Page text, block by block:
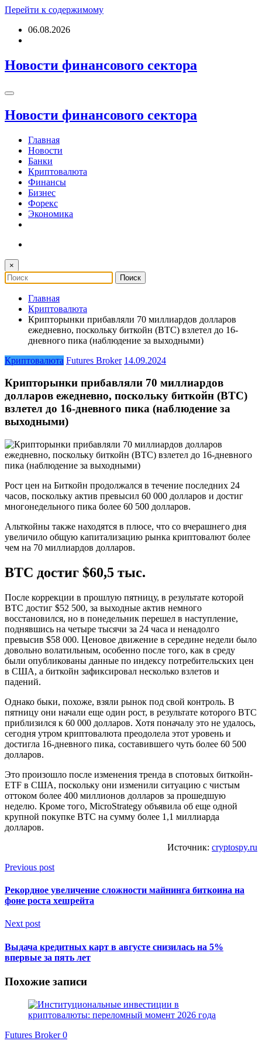
Перейти к содержимому
06.08.2026
Новости финансового сектора
Новости финансового сектора
Главная
Новости
Банки
Криптовалюта
Финансы
Бизнес
Форекс
Экономика
×
Главная
Криптовалюта
Крипторынки прибавляли 70 миллиардов долларов
ежедневно, поскольку биткойн (BTC) взлетел до 16-
дневного пика (наблюдение за выходными)
Криптовалюта Futures Broker 14.09.2024
Крипторынки прибавляли 70 миллиардов
долларов ежедневно, поскольку биткойн (BTC)
взлетел до 16-дневного пика (наблюдение за
выходными)
Рост цен на Биткойн продолжался в течение последних 24
часов, поскольку актив превысил 60 000 долларов и достиг
многонедельного пика более 60 500 долларов.
Альткойны также находятся в плюсе, что со вчерашнего дня
увеличило общую капитализацию рынка криптовалют более
чем на 70 миллиардов долларов.
BTC достиг $60,5 тыс.
После коррекции в прошлую пятницу, в результате которой
BTC достиг $52 500, за выходные актив немного
восстановился, но в понедельник перешел в наступление,
поднявшись на четыре тысячи за 24 часа и ненадолго
превысив $58 000. Ценовое движение в середине недели было
довольно волатильным, особенно после того, как в среду
были опубликованы данные по индексу потребительских цен
в США, а биткойн зафиксировал несколько взлетов и
падений.
Однако быки, похоже, взяли рынок под свой контроль. В
пятницу они начали еще один рост, в результате которого BTC
приблизился к 60 000 долларов. Хотя поначалу это не удалось,
сегодня утром криптовалюта преодолела этот уровень и
достигла 16-дневного пика, составившего чуть более 60 500
долларов.
Это произошло после изменения тренда в спотовых биткойн-
ETF в США, поскольку они изменили ситуацию с чистым
оттоком более 400 миллионов долларов за прошедшую
неделю. Кроме того, MicroStrategy объявила об еще одной
крупной покупке BTC на сумму более 1,1 миллиарда
долларов.
Источник: cryptospy.ru
Previous post
Рекордное увеличение сложности майнинга биткоина на
фоне роста хешрейта
Next post
Выдача кредитных карт в августе снизилась на 5%
впервые за пять лет
Похожие записи
Futures Broker0